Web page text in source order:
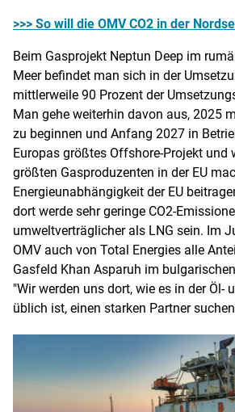
>>> So will die OMV CO2 in der
Beim Gasprojekt Neptun Deep im
Meer befindet man sich in der
mittlerweile 90 Prozent der
Man gehe weiterhin davon aus, 2025
zu beginnen und Anfang 2027 in
Europas größtes Offshore-Projekt und
größten Gasproduzenten in der EU
Energieunabhängigkeit der EU
dort werde sehr geringe CO2-
umweltverträglicher als LNG sein. Im
OMV auch von Total Energies alle
Gasfeld Khan Asparuh im
"Wir werden uns dort, wie es in der Öl-
üblich ist, einen starken Partner